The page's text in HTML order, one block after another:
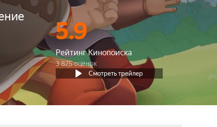
5.9
Рейтинг Кинопоиска
3 875 оценок
Смотреть трейлер